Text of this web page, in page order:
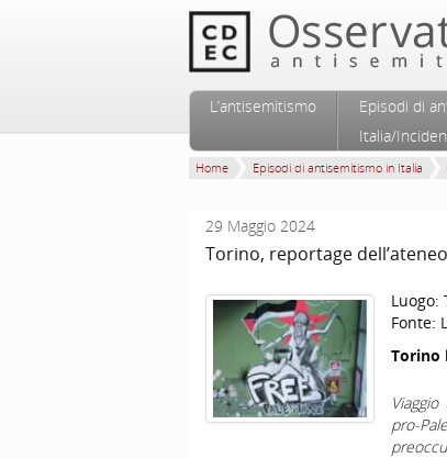
Menu principale
Vai al contenuto principale
Vai al contenuto secondario
L’antisemitismo
Episodi di
Italia/
Home Episodi di antisemitismo in Italia
29 Maggio 2024
Torino, reportage
Luogo:
Fonte:
Torino
pro-